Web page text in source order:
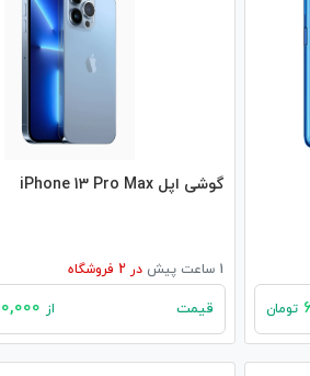
تومان
گوشی اپل iPhone 13 Pro Max
1 ساعت پیش در فروشگاه
قیمت از